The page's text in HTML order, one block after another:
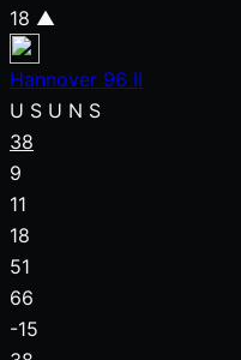
18 ▲
Hannover 96 II
U S U N S
38
9
11
18
51
66
-15